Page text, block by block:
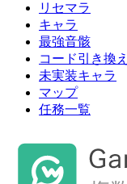
リセマラ
キャラ
最強音骸
コード引き換え
未実装キャラ
マップ
任務一覧